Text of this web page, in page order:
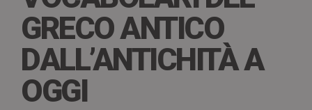
GRECO ANTICO
DALL’ANTICHITÀ A
OGGI